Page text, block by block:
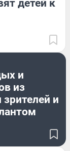
детей к
и
из
и